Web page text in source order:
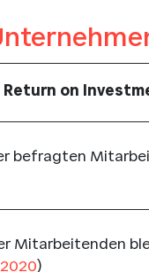
Return on
befragten
Mitarbeitenden
)